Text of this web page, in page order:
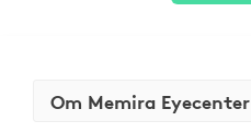
Om Memira Eyecenter